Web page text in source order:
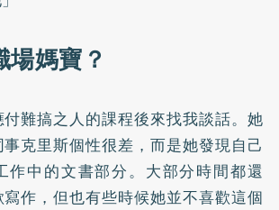
媽寶？
難搞之人的課程後來找我談話。她
克里斯個性很差，而是她發現自己
作中的文書部分。大部分時間都還
作，但也有些時候她並不喜歡這個